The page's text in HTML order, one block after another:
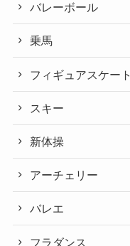
バレーボール
乗馬
フィギュアスケート
スキー
新体操
アーチェリー
バレエ
フラダンス